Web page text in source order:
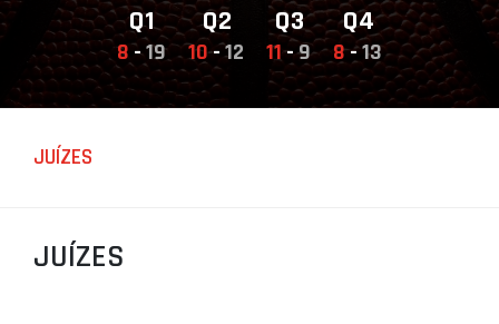
AGENTES
AGENDA
SELEÇÕES
ÁREA TÉCNICA
LIGA BETCLIC MASCULINA
Q1
8-19
Q2
10-12
Q3
11-9
Q4
8-13
JUÍZES
JUÍZES